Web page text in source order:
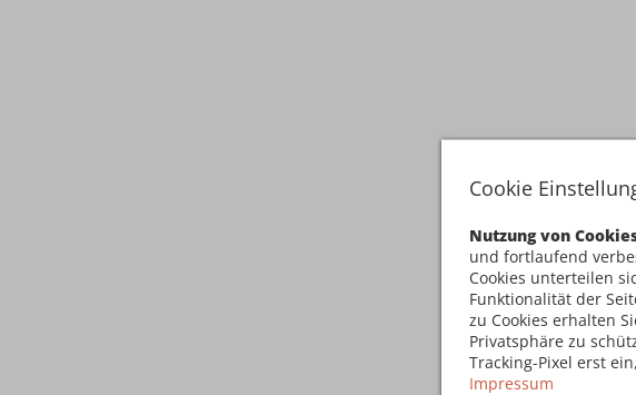
Cookie
Nutzung von
und fortlaufend
Cookies unterteilen
Funktionalität der
zu Cookies erhalten
Privatsphäre zu
Tracking-Pixel erst
Impressum